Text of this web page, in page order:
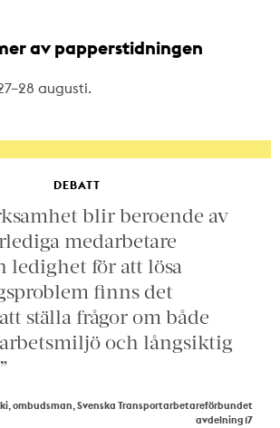
av papperstidningen
augusti.
DEBATT
blir beroende av
medarbetare
ledighet för att lösa
finns det
ställa frågor om både
och långsiktig
ombudsman, Svenska Transportarbetareförbundet
avdelning 17